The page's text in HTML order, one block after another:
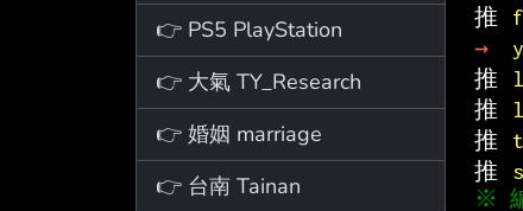
👉 PS5 PlayStation
👉 大氣 TY_Research
👉 婚姻 marriage
👉 台南 Tainan
推
→
推
推
推
推